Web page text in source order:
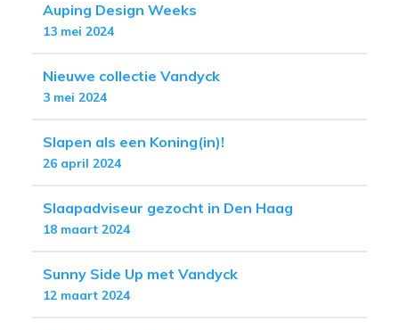
Auping Design Weeks
13 mei 2024
Nieuwe collectie Vandyck
3 mei 2024
Slapen als een Koning(in)!
26 april 2024
Slaapadviseur gezocht in Den Haag
18 maart 2024
Sunny Side Up met Vandyck
12 maart 2024